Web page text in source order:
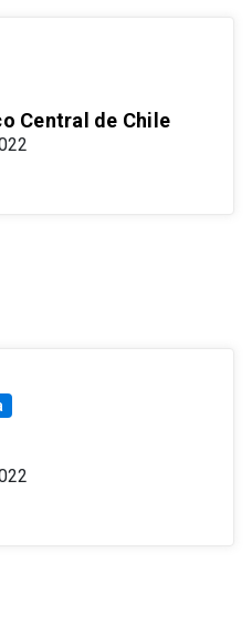
Central de Chile